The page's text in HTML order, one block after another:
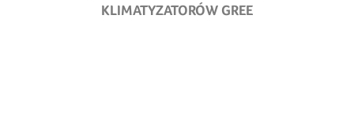
KLIMATYZATORÓW GREE